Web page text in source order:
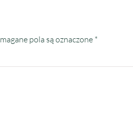
pola są oznaczone*